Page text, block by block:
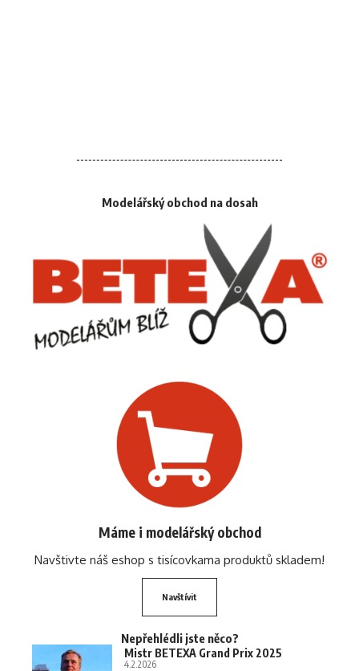
Modelářský obchod na dosah
Máme i modelářský obchod
Navštivte náš eshop s tisícovkama produktů skladem!
Navštívit
Nepřehlédli jste něco?
Mistr BETEXA Grand Prix 2025
4.2.2026